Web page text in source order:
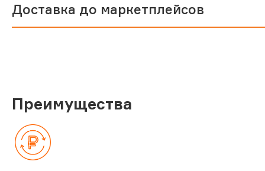
Доставка до маркетплейсов
Преимущества